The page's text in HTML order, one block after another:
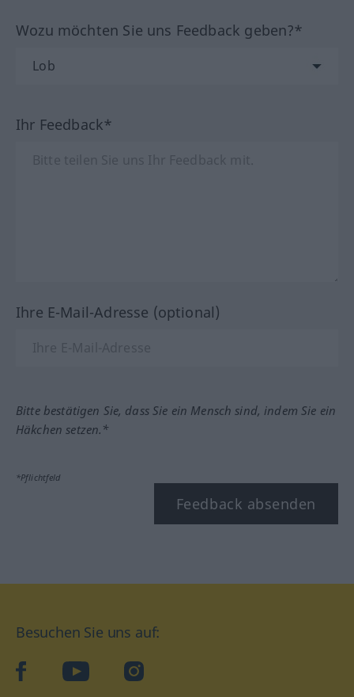
Wozu möchten Sie uns Feedback geben?*
Ihr Feedback*
Ihre E-Mail-Adresse (optional)
Bitte bestätigen Sie, dass Sie ein Mensch sind, indem Sie ein
Häkchen setzen.*
*Pflichtfeld
Feedback absenden
Besuchen Sie uns auf:
facebookYouTube Instagram